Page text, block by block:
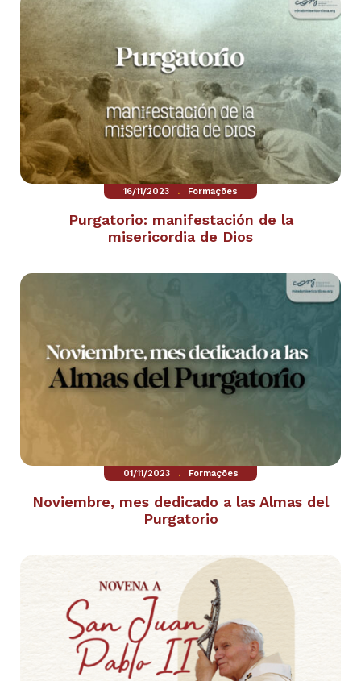
16/11/2023 . Formações
Purgatorio: manifestación de la
misericordia de Dios
01/11/2023 . Formações
Noviembre, mes dedicado a las Almas del
Purgatorio